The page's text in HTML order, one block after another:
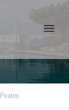
Piratini